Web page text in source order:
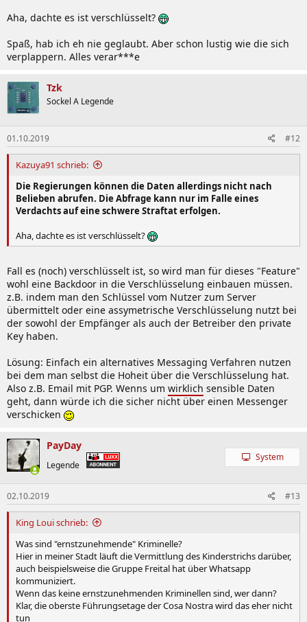
Aha, dachte es ist verschlüsselt?
Spaß, hab ich eh nie geglaubt. Aber schon lustig wie die sich
verplappern. Alles verar***e
Tzk
Sockel A Legende
01.10.2019 #12
Kazuya91 schrieb:
Die Regierungen können die Daten allerdings nicht nach
Belieben abrufen. Die Abfrage kann nur im Falle eines
Verdachts auf eine schwere Straftat erfolgen.
Aha, dachte es ist verschlüsselt?
Fall es (noch) verschlüsselt ist, so wird man für dieses "Feature"
wohl eine Backdoor in die Verschlüsselung einbauen müssen.
z.B. indem man den Schlüssel vom Nutzer zum Server
übermittelt oder eine assymetrische Verschlüsselung nutzt bei
der sowohl der Empfänger als auch der Betreiber den private
Key haben.
Lösung: Einfach ein alternatives Messaging Verfahren nutzen
bei dem man selbst die Hoheit über die Verschlüsselung hat.
Also z.B. Email mit PGP. Wenns um wirklich sensible Daten
geht, dann würde ich die sicher nicht über einen Messenger
verschicken
PayDay
Legende
System
02.10.2019 #13
King Loui schrieb:
Was sind "ernstzunehmende" Kriminelle?
Hier in meiner Stadt läuft die Vermittlung des Kinderstrichs darüber,
auch beispielsweise die Gruppe Freital hat über Whatsapp
kommuniziert.
Wenn das keine ernstzunehmenden Kriminellen sind, wer dann?
Klar, die oberste Führungsetage der Cosa Nostra wird das eher nicht
tun